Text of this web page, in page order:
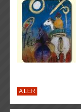
A LER